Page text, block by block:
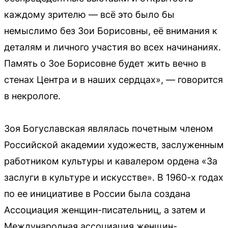
каждому зрителю — всё это было бы
немыслимо без Зои Борисовны, её внимания к
деталям и личного участия во всех начинаниях.
Память о Зое Борисовне будет жить вечно в
стенах Центра и в наших сердцах», — говорится
в некрологе.
Зоя Богуславская являлась почетным членом
Российской академии художеств, заслуженным
работником культуры и кавалером ордена «За
заслуги в культуре и искусстве». В 1960-х годах
по ее инициативе в России была создана
Ассоциация женщин-писательниц, а затем и